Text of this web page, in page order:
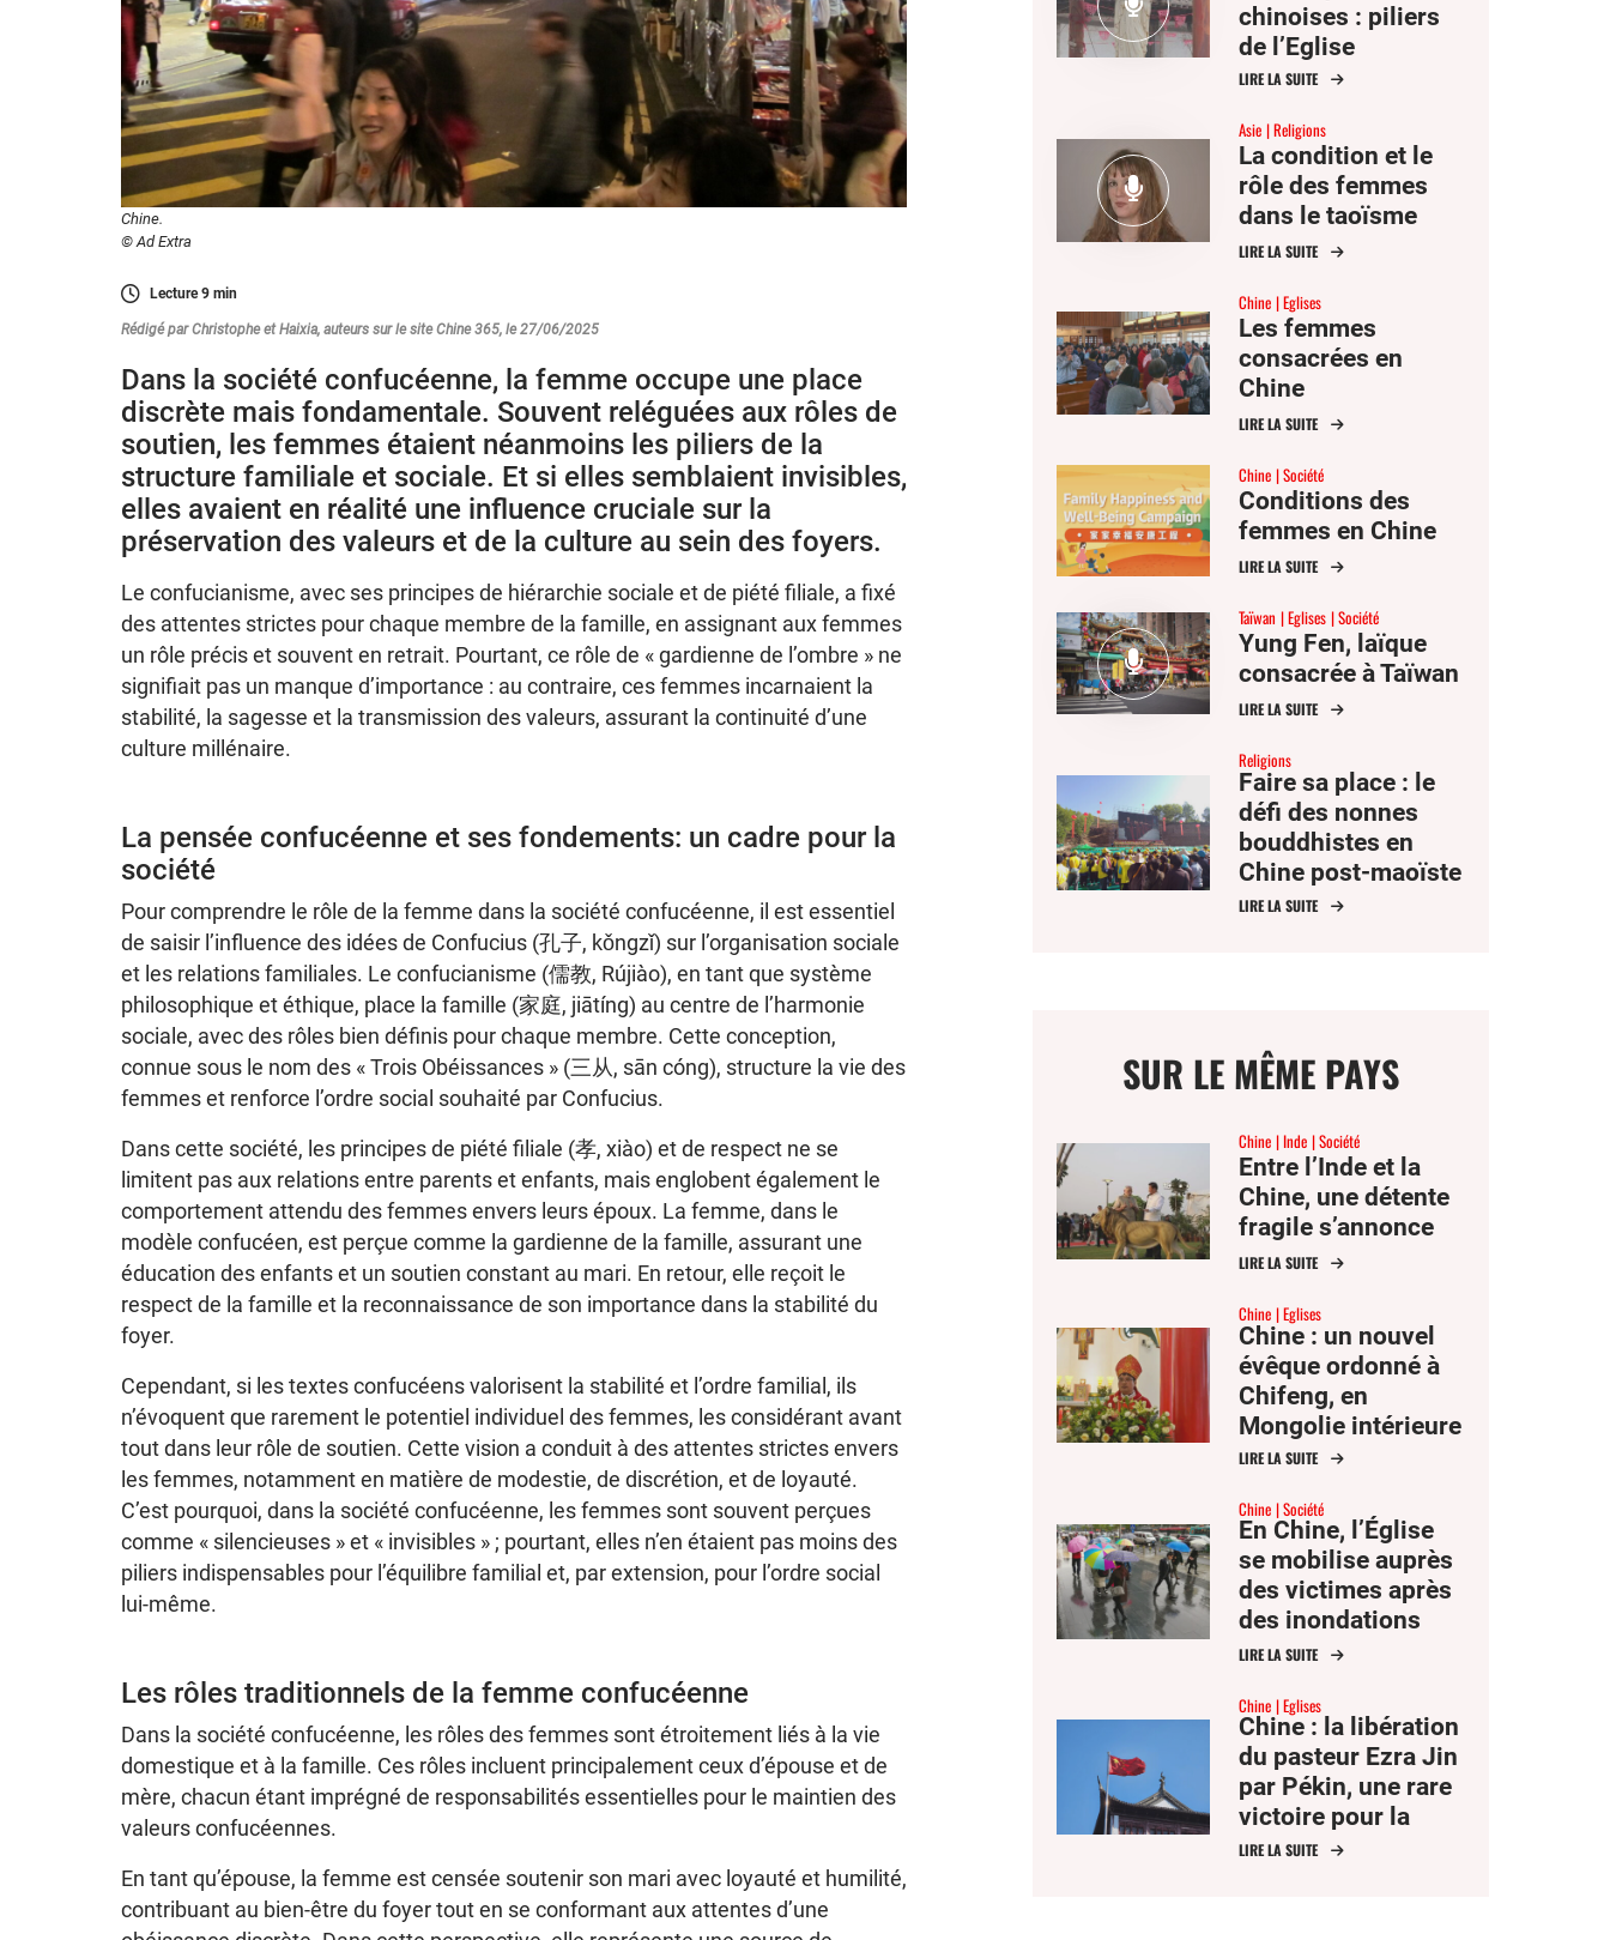
Chine.
© Ad Extra
Lecture9min
Rédigé par Christophe et Haixia, auteurs sur le site Chine 365, le 27/06/2025
Dans la société confucéenne, la femme occupe une place
discrète mais fondamentale. Souvent reléguées aux rôles de
soutien, les femmes étaient néanmoins les piliers de la
structure familiale et sociale. Et si elles semblaient invisibles,
elles avaient en réalité une influence cruciale sur la
préservation des valeurs et de la culture au sein des foyers.
Le confucianisme, avec ses principes de hiérarchie sociale et de piété filiale, a fixé
des attentes strictes pour chaque membre de la famille, en assignant aux femmes
un rôle précis et souvent en retrait. Pourtant, ce rôle de « gardienne de l’ombre » ne
signifiait pas un manque d’importance : au contraire, ces femmes incarnaient la
stabilité, la sagesse et la transmission des valeurs, assurant la continuité d’une
culture millénaire.
La pensée confucéenne et ses fondements: un cadre pour la
société
Pour comprendre le rôle de la femme dans la société confucéenne, il est essentiel
de saisir l’influence des idées de Confucius (孔子, kǒngzǐ) sur l’organisation sociale
et les relations familiales. Le confucianisme (儒教, Rújiào), en tant que système
philosophique et éthique, place la famille (家庭, jiātíng) au centre de l’harmonie
sociale, avec des rôles bien définis pour chaque membre. Cette conception,
connue sous le nom des « Trois Obéissances » (三从, sān cóng), structure la vie des
femmes et renforce l’ordre social souhaité par Confucius.
Dans cette société, les principes de piété filiale (孝, xiào) et de respect ne se
limitent pas aux relations entre parents et enfants, mais englobent également le
comportement attendu des femmes envers leurs époux. La femme, dans le
modèle confucéen, est perçue comme la gardienne de la famille, assurant une
éducation des enfants et un soutien constant au mari. En retour, elle reçoit le
respect de la famille et la reconnaissance de son importance dans la stabilité du
foyer.
Cependant, si les textes confucéens valorisent la stabilité et l’ordre familial, ils
n’évoquent que rarement le potentiel individuel des femmes, les considérant avant
tout dans leur rôle de soutien. Cette vision a conduit à des attentes strictes envers
les femmes, notamment en matière de modestie, de discrétion, et de loyauté.
C’est pourquoi, dans la société confucéenne, les femmes sont souvent perçues
comme « silencieuses » et « invisibles » ; pourtant, elles n’en étaient pas moins des
piliers indispensables pour l’équilibre familial et, par extension, pour l’ordre social
lui-même.
Les rôles traditionnels de la femme confucéenne
Dans la société confucéenne, les rôles des femmes sont étroitement liés à la vie
domestique et à la famille. Ces rôles incluent principalement ceux d’épouse et de
mère, chacun étant imprégné de responsabilités essentielles pour le maintien des
valeurs confucéennes.
En tant qu’épouse, la femme est censée soutenir son mari avec loyauté et humilité,
contribuant au bien-être du foyer tout en se conformant aux attentes d’une
chinoises : piliers
de l’Eglise
LIRE LA SUITE
Asie Religions
La condition et le
rôle des femmes
dans le taoïsme
LIRE LA SUITE
Chine Eglises
Les femmes
consacrées en
Chine
LIRE LA SUITE
Chine Société
Conditions des
femmes en Chine
LIRE LA SUITE
Taïwan Eglises Société
Yung Fen, laïque
consacrée à Taïwan
LIRE LA SUITE
Religions
Faire sa place : le
défi des nonnes
bouddhistes en
Chine post-maoïste
LIRE LA SUITE
SUR LE MÊME PAYS
Chine Inde Société
Entre l’Inde et la
Chine, une détente
fragile s’annonce
LIRE LA SUITE
Chine Eglises
Chine : un nouvel
évêque ordonné à
Chifeng, en
Mongolie intérieure
LIRE LA SUITE
Chine Société
En Chine, l’Église
se mobilise auprès
des victimes après
des inondations
dévastatrices
LIRE LA SUITE
Chine Eglises
Chine : la libération
du pasteur Ezra Jin
par Pékin, une rare
victoire pour la
liberté religieuse
LIRE LA SUITE